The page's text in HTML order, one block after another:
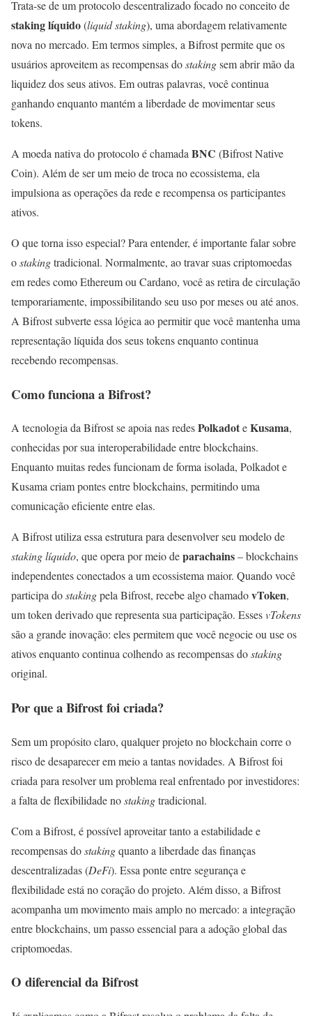
Trata-se de um protocolo descentralizado focado no conceito de
staking líquido(liquid staking), uma abordagem relativamente
nova no mercado. Em termos simples, a Bifrost permite que os
usuários aproveitem as recompensas dostakingsem abrir mão da
liquidez dos seus ativos. Em outras palavras, você continua
ganhando enquanto mantém a liberdade de movimentar seus
tokens.
A moeda nativa do protocolo é chamada BNC (Bifrost Native
Coin). Além de ser um meio de troca no ecossistema, ela
impulsiona as operações da rede e recompensa os participantes
ativos.
O que torna isso especial? Para entender, é importante falar sobre
ostakingtradicional. Normalmente, ao travar suas criptomoedas
em redes como Ethereum ou Cardano, você as retira de circulação
temporariamente, impossibilitando seu uso por meses ou até anos.
A Bifrost subverte essa lógica ao permitir que você mantenha uma
representação líquida dos seus tokens enquanto continua
recebendo recompensas.
Como funciona a Bifrost?
A tecnologia da Bifrost se apoia nas redesPolkadoteKusama,
conhecidas por sua interoperabilidade entre blockchains.
Enquanto muitas redes funcionam de forma isolada, Polkadot e
Kusama criam pontes entre blockchains, permitindo uma
comunicação eficiente entre elas.
A Bifrost utiliza essa estrutura para desenvolver seu modelo de
staking líquido, que opera por meio deparachains– blockchains
independentes conectados a um ecossistema maior. Quando você
participa dostakingpela Bifrost, recebe algo chamadovToken,
um token derivado que representa sua participação. EssesvTokens
são a grande inovação: eles permitem que você negocie ou use os
ativos enquanto continua colhendo as recompensas dostaking
original.
Por que a Bifrost foi criada?
Sem um propósito claro, qualquer projeto no blockchain corre o
risco de desaparecer em meio a tantas novidades. A Bifrost foi
criada para resolver um problema real enfrentado por investidores:
a falta de flexibilidade nostakingtradicional.
Com a Bifrost, é possível aproveitar tanto a estabilidade e
recompensas dostakingquanto a liberdade das finanças
descentralizadas (DeFi). Essa ponte entre segurança e
flexibilidade está no coração do projeto. Além disso, a Bifrost
acompanha um movimento mais amplo no mercado: a integração
entre blockchains, um passo essencial para a adoção global das
criptomoedas.
O diferencial da Bifrost